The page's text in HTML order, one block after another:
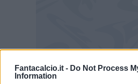
Fantacalcio.it - Do Not Process
Information
Ancora ombre sulle possibile